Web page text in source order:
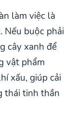
làm việc là
Nếu buộc phải
cây xanh để
vật phẩm
xấu, giúp cải
thái tinh thần